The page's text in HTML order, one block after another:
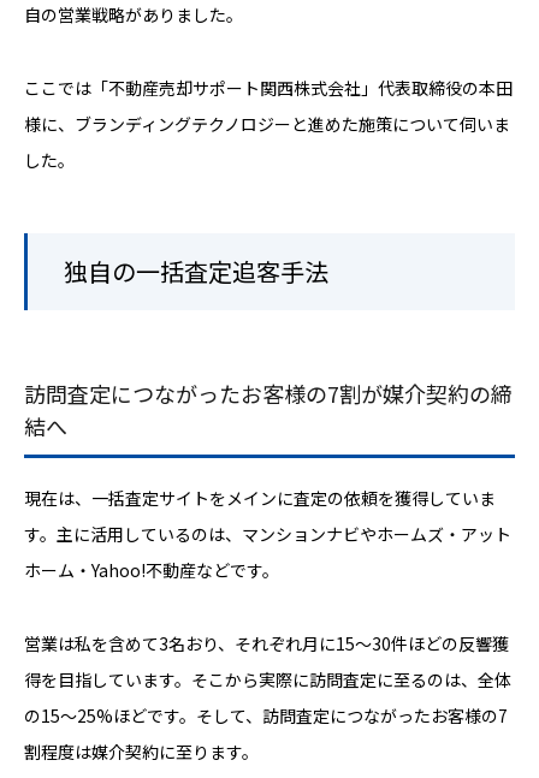
自の営業戦略がありました。
ここでは「不動産売却サポート関西株式会社」代表取締役の本田
様に、ブランディングテクノロジーと進めた施策について伺いま
した。
独自の一括査定追客手法
訪問査定につながったお客様の7割が媒介契約の締
結へ
現在は、一括査定サイトをメインに査定の依頼を獲得していま
す。主に活用しているのは、マンションナビやホームズ・アット
ホーム・Yahoo!不動産などです。
営業は私を含めて3名おり、それぞれ月に15〜30件ほどの反響獲
得を目指しています。そこから実際に訪問査定に至るのは、全体
の15〜25%ほどです。そして、訪問査定につながったお客様の7
割程度は媒介契約に至ります。